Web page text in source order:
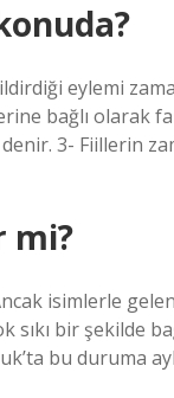
eylemi
bağlı olarak
3- Fiillerin
mi?
isimlerle
bir şekilde
bu duruma